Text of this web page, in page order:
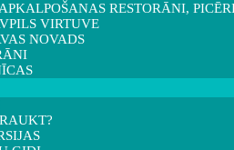
RESTORĀNI,
VIRTUVE
NOVADS